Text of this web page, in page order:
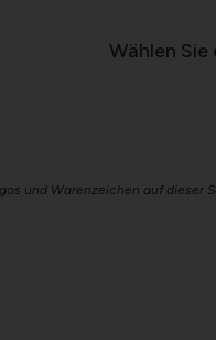
Wählen
und Warenzeichen auf dieser